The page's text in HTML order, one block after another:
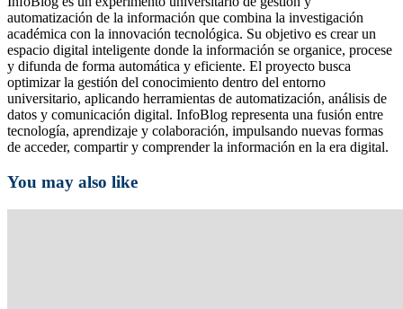
automatización de la información que combina la investigación
académica con la innovación tecnológica. Su objetivo es crear un
espacio digital inteligente donde la información se organice, procese
y difunda de forma automática y eficiente. El proyecto busca
optimizar la gestión del conocimiento dentro del entorno
universitario, aplicando herramientas de automatización, análisis de
datos y comunicación digital. InfoBlog representa una fusión entre
tecnología, aprendizaje y colaboración, impulsando nuevas formas
de acceder, compartir y comprender la información en la era digital.
You may also like